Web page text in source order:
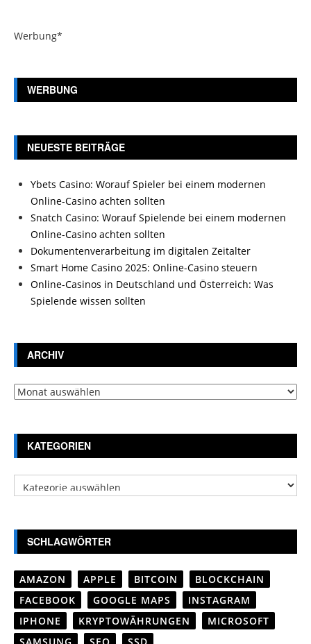
Werbung*
WERBUNG
NEUESTE BEITRÄGE
Ybets Casino: Worauf Spieler bei einem modernen
Online-Casino achten sollten
Snatch Casino: Worauf Spielende bei einem modernen
Online-Casino achten sollten
Dokumentenverarbeitung im digitalen Zeitalter
Smart Home Casino 2025: Online-Casino steuern
Online-Casinos in Deutschland und Österreich: Was
Spielende wissen sollten
ARCHIV
Archiv
KATEGORIEN
Kategorien
SCHLAGWÖRTER
AMAZON APPLE BITCOIN
BLOCKCHAIN
FACEBOOK
GOOGLE MAPS
INSTAGRAM
IPHONE
KRYPTOWÄHRUNGEN
MICROSOFT